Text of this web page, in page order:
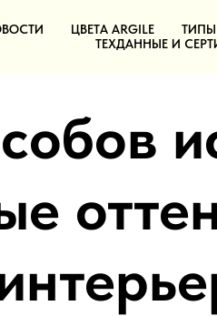
ЦВЕТА ARGILE
ТЕХДАННЫЕ И